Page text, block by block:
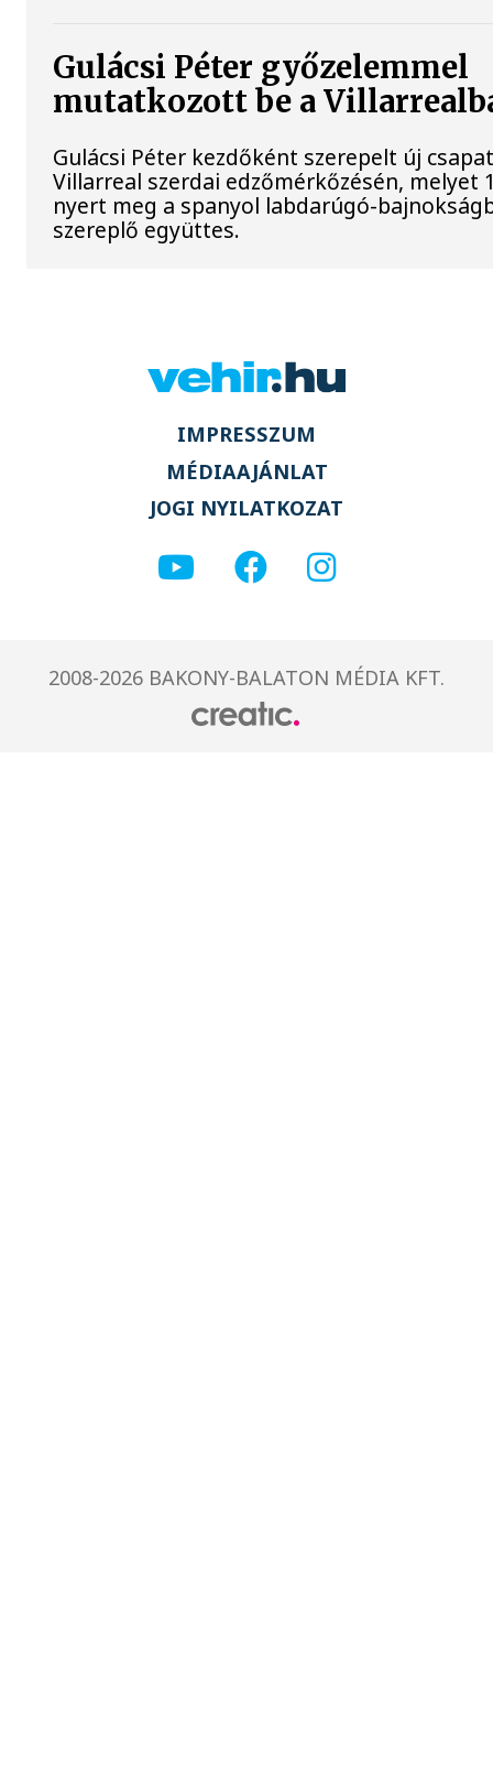
Gulácsi Péter győzelemmel
mutatkozott be a
Gulácsi Péter kezdőként szerepelt új
Villarreal szerdai edzőmérkőzésén, melyet
nyert meg a spanyol labdarúgó-
szereplő együttes.
IMPRESSZUM
MÉDIAAJÁNLAT
JOGI NYILATKOZAT
2008-2026 BAKONY-BALATON MÉDIA KFT.